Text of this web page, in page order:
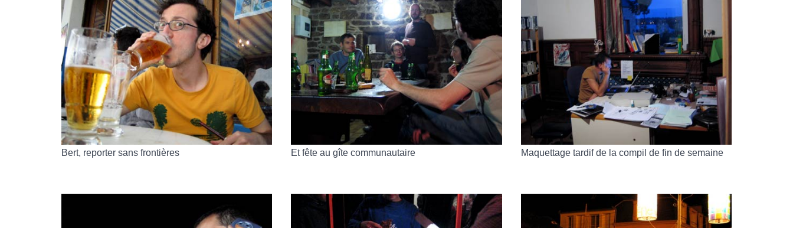
Bert, reporter sans frontières Et fête au gîte communautaire Maquettage tardif de la compil de fin de semaine